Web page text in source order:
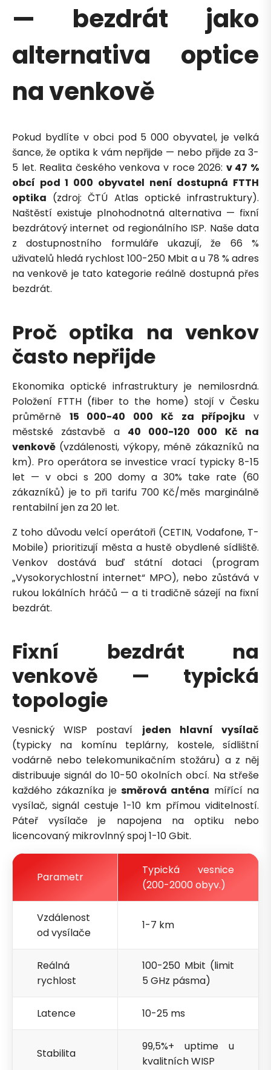
— bezdrát jako
alternativa optice
na venkově
Pokud bydlíte v obci pod 5 000 obyvatel, je velká
šance, že optika k vám nepřijde — nebo přijde za 3-
5 let. Realita českého venkova v roce 2026: v 47 %
obcí pod 1 000 obyvatel není dostupná FTTH
optika (zdroj: ČTÚ Atlas optické infrastruktury).
Naštěstí existuje plnohodnotná alternativa — fixní
bezdrátový internet od regionálního ISP. Naše data
z dostupnostního formuláře ukazují, že 66 %
uživatelů hledá rychlost 100-250 Mbit a u 78 % adres
na venkově je tato kategorie reálně dostupná přes
bezdrát.
Proč optika na venkov
často nepřijde
Ekonomika optické infrastruktury je nemilosrdná.
Položení FTTH (fiber to the home) stojí v Česku
průměrně 15 000-40 000 Kč za přípojku v
městské zástavbě a 40 000-120 000 Kč na
venkově (vzdálenosti, výkopy, méně zákazníků na
km). Pro operátora se investice vrací typicky 8-15
let — v obci s 200 domy a 30% take rate (60
zákazníků) je to při tarifu 700 Kč/měs marginálně
rentabilní jen za 20 let.
Z toho důvodu velcí operátoři (CETIN, Vodafone, T-
Mobile) prioritizují města a hustě obydlené sídliště.
Venkov dostává buď státní dotaci (program
„Vysokorychlostní internet“ MPO), nebo zůstává v
rukou lokálních hráčů — a ti tradičně sázejí na fixní
bezdrát.
Fixní bezdrát na
venkově — typická
topologie
Vesnický WISP postaví jeden hlavní vysílač
(typicky na komínu teplárny, kostele, sídlištní
vodárně nebo telekomunikačním stožáru) a z něj
distribuuje signál do 10-50 okolních obcí. Na střeše
každého zákazníka je směrová anténa mířící na
vysílač, signál cestuje 1-10 km přímou viditelností.
Páteř vysílače je napojena na optiku nebo
licencovaný mikrovlnný spoj 1-10 Gbit.
Parametr
Typická vesnice
(200-2000 obyv.)
Vzdálenost
od vysílače
1-7 km
Reálná
rychlost
100-250 Mbit (limit
5 GHz pásma)
Latence 10-25 ms
Stabilita
99,5%+ uptime u
kvalitních WISP